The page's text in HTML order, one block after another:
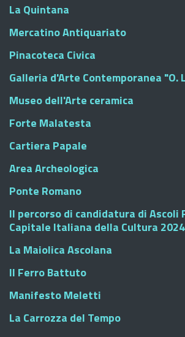
La Quintana
Mercatino Antiquariato
Pinacoteca Civica
Galleria d'Arte Contemporanea "O.
Museo dell'Arte ceramica
Forte Malatesta
Cartiera Papale
Area Archeologica
Ponte Romano
Il percorso di candidatura di Ascoli
Capitale Italiana della Cultura 2024
La Maiolica Ascolana
Il Ferro Battuto
Manifesto Meletti
La Carrozza del Tempo